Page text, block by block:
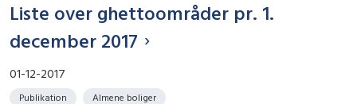
Liste over ghettoområder pr. 1.
december 2017
01-12-2017
Publikation Almene boliger